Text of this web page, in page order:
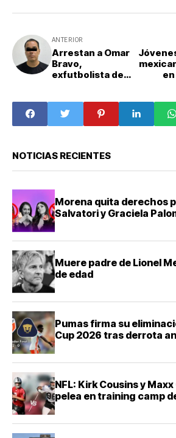
ANTERIOR
Arrestan a Omar
Bravo,
exfutbolista de
sexual a una
menor
en
NOTICIAS RECIENTES
Morena quita derechos
Salvatori y Graciela
Muere padre de Lionel
de edad
Pumas firma su
Cup 2026 tras derrota
NFL: Kirk Cousins y
pelea en training camp